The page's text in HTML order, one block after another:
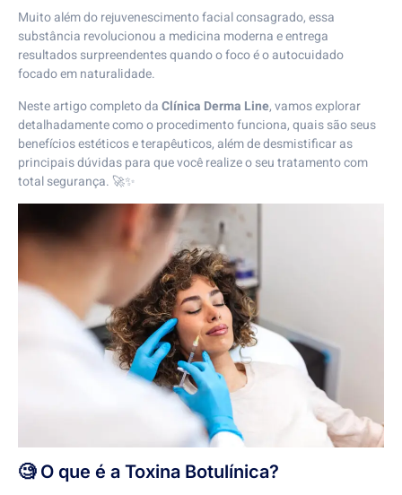
Muito além do rejuvenescimento facial consagrado, essa
substância revolucionou a medicina moderna e entrega
resultados surpreendentes quando o foco é o autocuidado
focado em naturalidade.
Neste artigo completo daClínica Derma Line, vamos explorar
detalhadamente como o procedimento funciona, quais são seus
benefícios estéticos e terapêuticos, além de desmistificar as
principais dúvidas para que você realize o seu tratamento com
total segurança. 🚀✨
🧐 O que é a Toxina Botulínica?